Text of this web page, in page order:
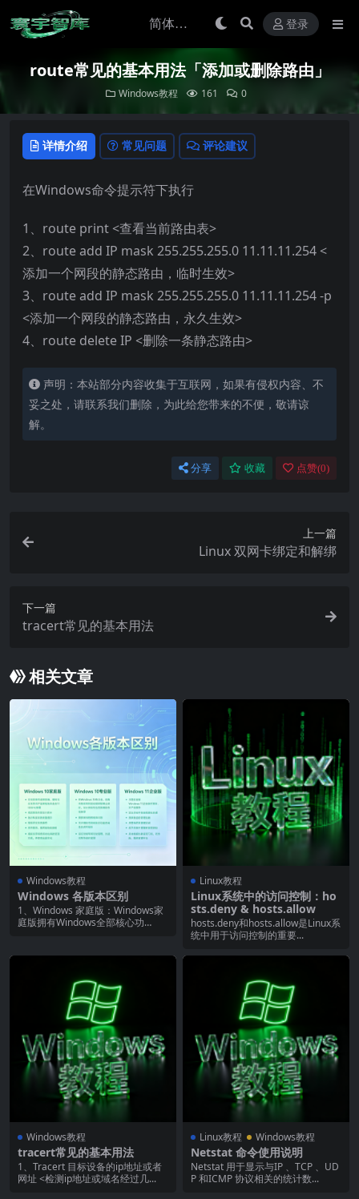
登录
route常见的基本用法「添加或删除路由」
Windows教程 161 0
详情介绍 常见问题 评论建议
在Windows命令提示符下执行
1、route print <查看当前路由表>
2、route add IP mask 255.255.255.0 11.11.11.254 <
添加一个网段的静态路由，临时生效>
3、route add IP mask 255.255.255.0 11.11.11.254 -p
<添加一个网段的静态路由，永久生效>
4、route delete IP <删除一条静态路由>
声明：本站部分内容收集于互联网，如果有侵权内容、不
妥之处，请联系我们删除，为此给您带来的不便，敬请谅
解。
分享 收藏 点赞(0)
上一篇
Linux 双网卡绑定和解绑
下一篇
tracert常见的基本用法
相关文章
Windows教程
Windows 各版本区别
1、Windows 家庭版：Windows家
庭版拥有Windows全部核心功
Linux教程
Linux系统中的访问控制：ho
sts.deny & hosts.allow
hosts.deny和hosts.allow是Linux系
统中用于访问控制的重要...
Windows教程
tracert常见的基本用法
1、Tracert 目标设备的ip地址或者
网址 <检测ip地址或域名经过几...
Linux教程 Windows教程
Netstat 命令使用说明
Netstat 用于显示与IP 、TCP 、UD
P 和ICMP 协议相关的统计数...